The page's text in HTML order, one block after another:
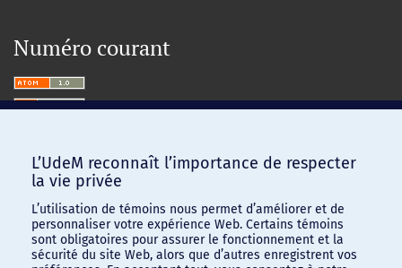
Numéro courant
L’UdeM reconnaît l’importance de respecter
la vie privée
L’utilisation de témoins nous permet d’améliorer et de
personnaliser votre expérience Web. Certains témoins
sont obligatoires pour assurer le fonctionnement et la
sécurité du site Web, alors que d’autres enregistrent vos